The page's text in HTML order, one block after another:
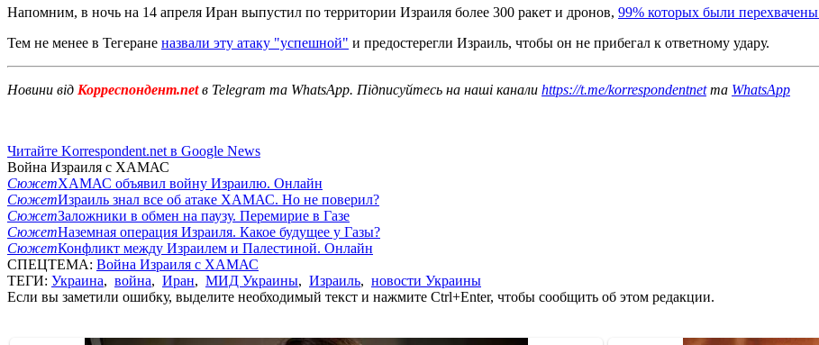
Напомним, в ночь на 14 апреля Иран выпустил по территории Израиля более 300 ракет и дронов, 99% которых были перехвачены
Тем не менее в Тегеране назвали эту атаку "успешной" и предостерегли Израиль, чтобы он не прибегал к ответному удару.
Новини від Корреспондент.netв Telegram та WhatsApp. Підписуйтесь на наші канали https://t.me/korrespondentnetта WhatsApp
Читайте Korrespondent.net в Google News
Война Израиля с ХАМАС
СюжетХАМАС объявил войну Израилю. Онлайн
СюжетИзраиль знал все об атаке ХАМАС. Но не поверил?
СюжетЗаложники в обмен на паузу. Перемирие в Газе
СюжетНаземная операция Израиля. Какое будущее у Газы?
СюжетКонфликт между Израилем и Палестиной. Онлайн
СПЕЦТЕМА: Война Израиля с ХАМАС
ТЕГИ: Украина, война, Иран, МИД Украины, Израиль, новости Украины
Если вы заметили ошибку, выделите необходимый текст и нажмите Ctrl+Enter, чтобы сообщить об этом редакции.